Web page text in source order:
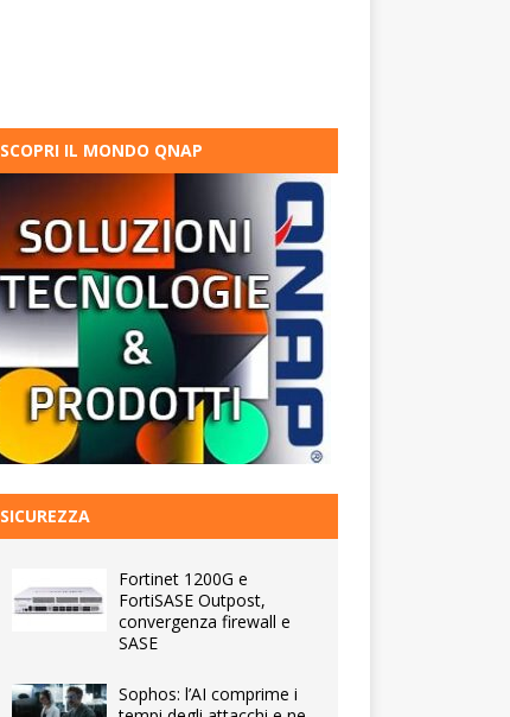
SCOPRI IL MONDO QNAP
SICUREZZA
Fortinet 1200G e
FortiSASE Outpost,
convergenza firewall e
SASE
Sophos: l’AI comprime i